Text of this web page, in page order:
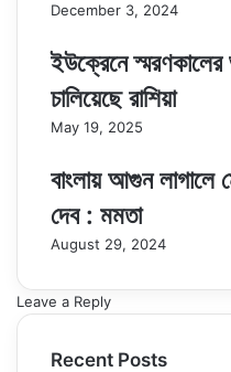
December 3, 2024
ইউক্রেনে
চালিয়েছে রাশিয়া
May 19, 2025
বাংলায় আগুন লাগালে
দেব : মমতা
August 29, 2024
Leave a Reply
Recent Posts